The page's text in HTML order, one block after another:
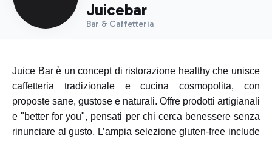
Juicebar
Bar & Caffetteria
Juice Bar è un concept di ristorazione healthy che unisce
caffetteria tradizionale e cucina cosmopolita, con
proposte sane, gustose e naturali. Offre prodotti artigianali
e "better for you", pensati per chi cerca benessere senza
rinunciare al gusto. L’ampia selezione gluten-free include